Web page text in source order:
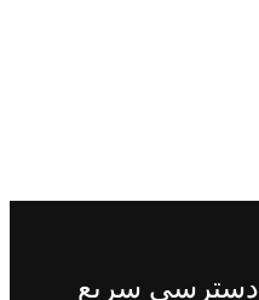
دسترسی سریع